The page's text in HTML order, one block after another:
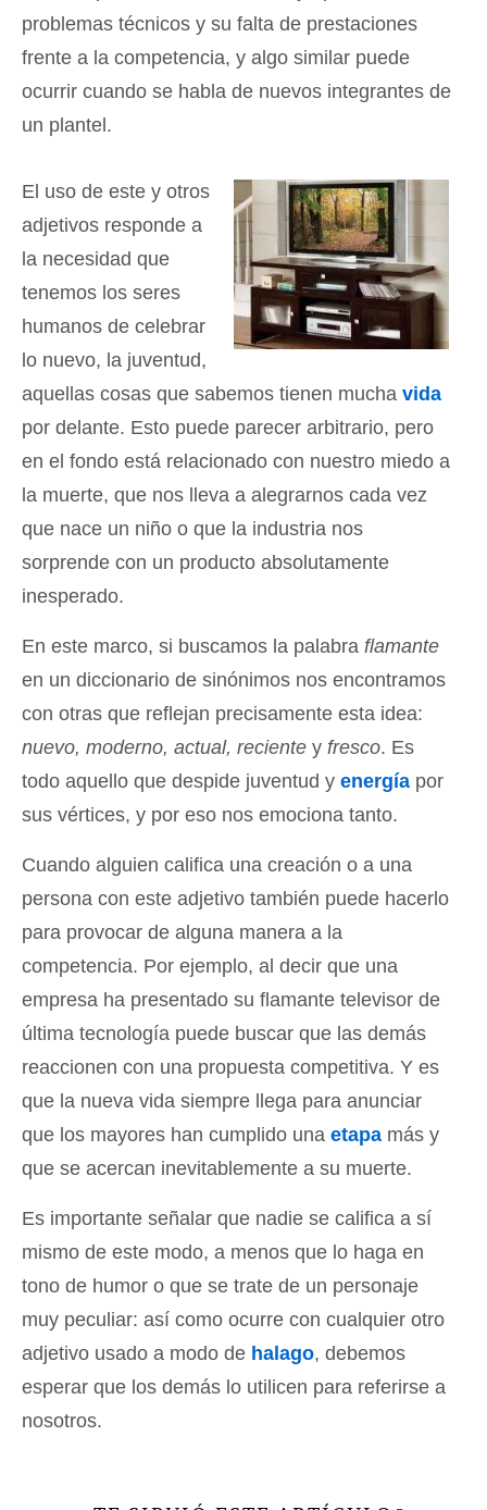
problemas técnicos y su falta de prestaciones
frente a la competencia, y algo similar puede
ocurrir cuando se habla de nuevos integrantes de
un plantel.
El uso de este y otros
adjetivos responde a
la necesidad que
tenemos los seres
humanos de celebrar
lo nuevo, la juventud,
aquellas cosas que sabemos tienen mucha vida
por delante. Esto puede parecer arbitrario, pero
en el fondo está relacionado con nuestro miedo a
la muerte, que nos lleva a alegrarnos cada vez
que nace un niño o que la industria nos
sorprende con un producto absolutamente
inesperado.
En este marco, si buscamos la palabra flamante
en un diccionario de sinónimos nos encontramos
con otras que reflejan precisamente esta idea:
nuevo, moderno, actual, reciente y fresco. Es
todo aquello que despide juventud y energía por
sus vértices, y por eso nos emociona tanto.
Cuando alguien califica una creación o a una
persona con este adjetivo también puede hacerlo
para provocar de alguna manera a la
competencia. Por ejemplo, al decir que una
empresa ha presentado su flamante televisor de
última tecnología puede buscar que las demás
reaccionen con una propuesta competitiva. Y es
que la nueva vida siempre llega para anunciar
que los mayores han cumplido una etapa más y
que se acercan inevitablemente a su muerte.
Es importante señalar que nadie se califica a sí
mismo de este modo, a menos que lo haga en
tono de humor o que se trate de un personaje
muy peculiar: así como ocurre con cualquier otro
adjetivo usado a modo de halago, debemos
esperar que los demás lo utilicen para referirse a
nosotros.